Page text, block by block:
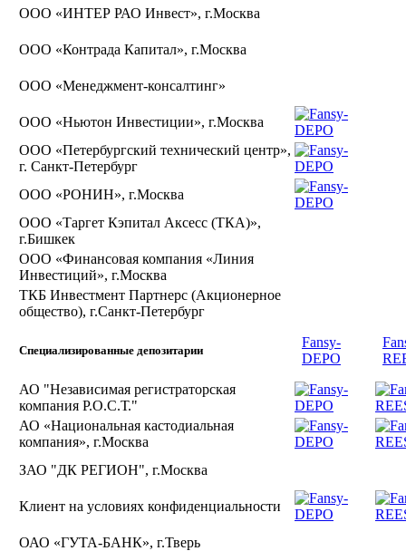
ООО «ИНТЕР РАО Инвест», г.Москва
ООО «Контрада Капитал», г.Москва
ООО «Менеджмент-консалтинг»
ООО «Ньютон Инвестиции», г.Москва
ООО «Петербургский технический центр»,
г. Санкт-Петербург
ООО «РОНИН», г.Москва
ООО «Таргет Кэпитал Аксесс (ТКА)»,
г.Бишкек
ООО «Финансовая компания «Линия
Инвестиций», г.Москва
ТКБ Инвестмент Партнерс (Акционерное
общество), г.Санкт-Петербург
Специализированные депозитарии
Fansy-
DEPO
АО "Независимая регистраторская
компания Р.О.С.Т."
АО «Национальная кастодиальная
компания», г.Москва
ЗАО "ДК РЕГИОН", г.Москва
Клиент на условиях конфиденциальности
ОАО «ГУТА-БАНК», г.Тверь